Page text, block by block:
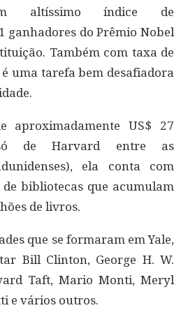
altíssimo índice de
ganhadores do Prêmio Nobel
Também com taxa de
uma tarefa bem desafiadora
aproximadamente US$ 27
de Harvard entre as
ela conta com
bibliotecas que acumulam
de livros.
que se formaram em Yale,
Bill Clinton, George H. W.
Taft, Mario Monti, Meryl
e vários outros.